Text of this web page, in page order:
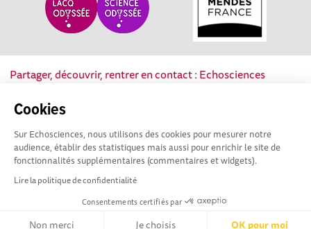
Cookies
Sur Echosciences, nous utilisons des cookies pour mesurer notre
audience, établir des statistiques mais aussi pour enrichir le site de
fonctionnalités supplémentaires (commentaires et widgets).
Lire la politique de confidentialité
Consentements certifiés par
Non merci Je choisis OK pour moi
Partager, découvrir, rentrer en contact : Echosciences
culture scientifique, technique et industrielle de la région.
Mentions légales|Politique de confidentialité|CGU
|Ligne éditoriale